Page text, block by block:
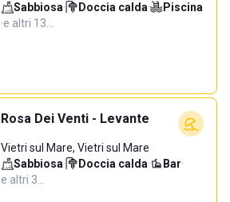
Sabbiosa· Doccia calda·
Piscina
·e altri 13…
Rosa Dei Venti - Levante
Vietri sul Mare, Vietri sul Mare
Sabbiosa· Doccia calda· Bar·
e altri 3…